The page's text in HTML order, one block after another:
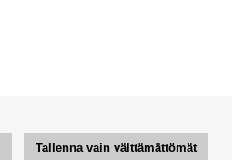
Tallenna vain välttämättömät